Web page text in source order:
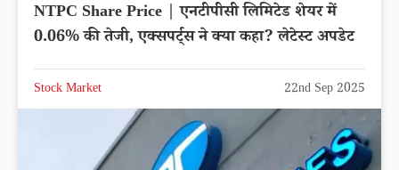
NTPC Share Price | एनटीपीसी लिमिटेड शेयर में
0.06% की तेजी, एक्सपर्ट्स ने क्या कहा? लेटेस्ट अपडेट
Stock Market 22nd Sep 2025